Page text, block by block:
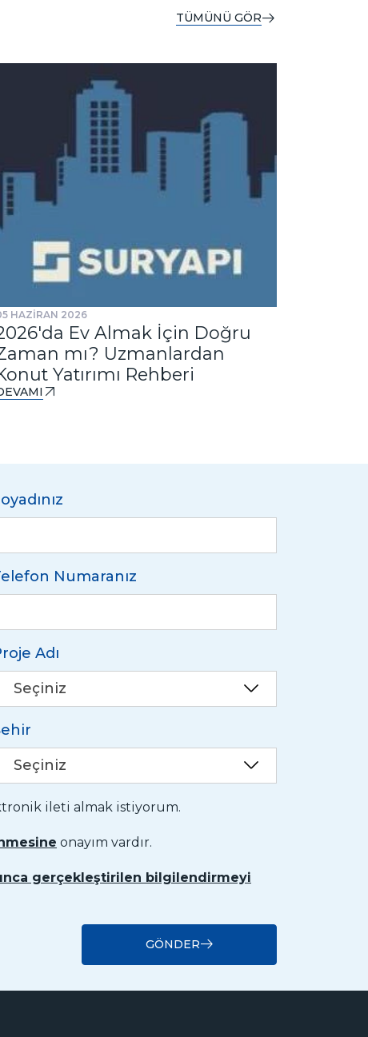
TÜMÜNÜ GÖR
HAZİRAN 2026
Ev Almak İçin Doğru
mı? Uzmanlardan
Yatırımı Rehberi
Numaranız
Adı
Seçiniz
Seçiniz
ileti almak istiyorum.
onayım vardır.
gerçekleştirilen bilgilendirmeyi
GÖNDER